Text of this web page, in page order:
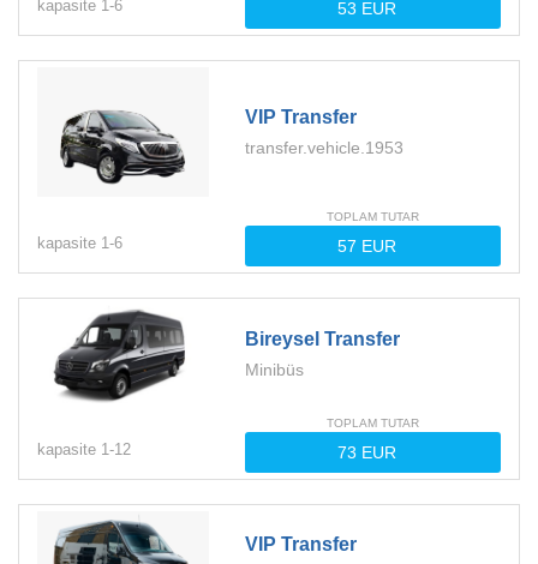
kapasite 1-6
VIP Transfer
transfer.vehicle.1953
kapasite 1-6
TOPLAM TUTAR
Bireysel Transfer
Minibüs
kapasite 1-12
TOPLAM TUTAR
VIP Transfer